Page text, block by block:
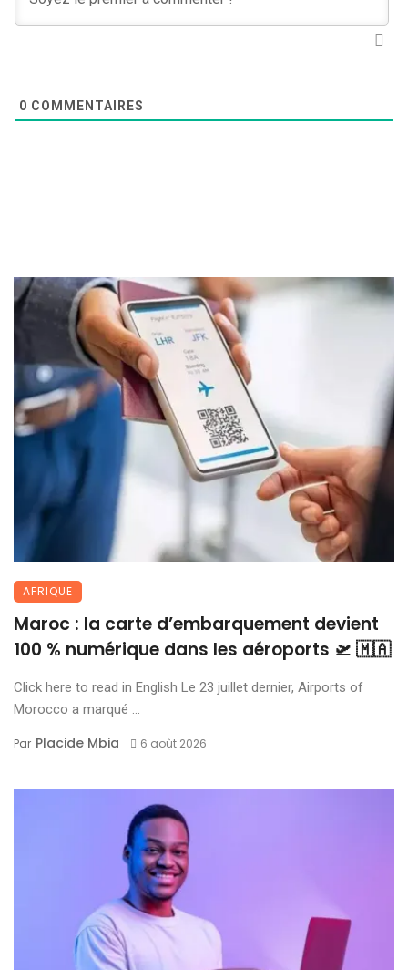
0 COMMENTAIRES
AFRIQUE
Maroc : la carte d’embarquement devient
100 % numérique dans les aéroports 🛫 🇲🇦
Click here to read in English Le 23 juillet dernier, Airports of
Morocco a marqué ...
Par Placide Mbia 6 août 2026